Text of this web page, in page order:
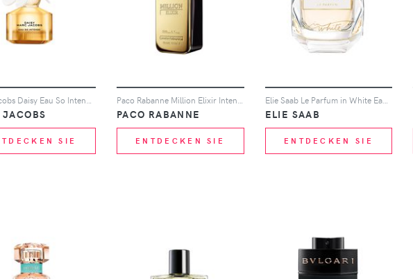
Marc Jacobs Daisy Eau So Intense Eau de Parfum 30ml
JACOBS
SIE
Paco Rabanne Million Elixir Intense 200ml
PACO RABANNE
ENTDECKEN SIE
Elie Saab Le Parfum in White Eau de Parfum (Various Sizes) - 30ml
ELIE SAAB
ENTDECKEN SIE